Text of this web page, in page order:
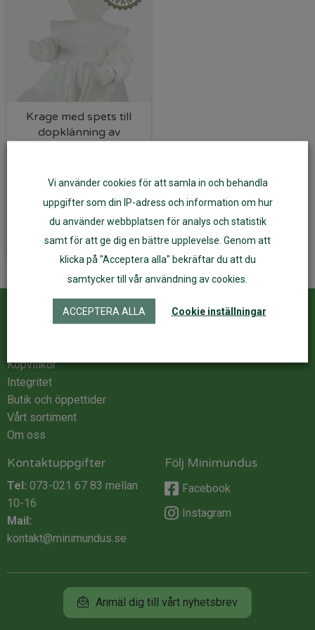
Krage med spets till
dopklänning av
189kr
Läs mer
Kundservice
Köpvillkor
Integritet
Butik och öppettider
Vårt sortiment
Om oss
Kontaktuppgifter
Tel: 073-021 67 83 mellan
10-16
Mail:
kontakt@minimundus.se
Följ Minimundus
Facebook
Instagram
Anmäl dig till vårt nyhetsbrev
Vi använder cookies för att samla in och behandla
uppgifter som din IP-adress och information om hur
du använder webbplatsen för analys och statistik
samt för att ge dig en bättre upplevelse. Genom att
klicka på "Acceptera alla" bekräftar du att du
samtycker till vår användning av cookies.
ACCEPTERA ALLA Cookie inställningar